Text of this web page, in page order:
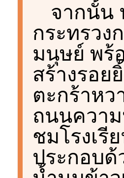
จากนั้น
กระทรว
มนุษย์ พร้
สร้างรอย
ตะกร้าห
ถนนความ
ชมโรงเ
ประกอบ